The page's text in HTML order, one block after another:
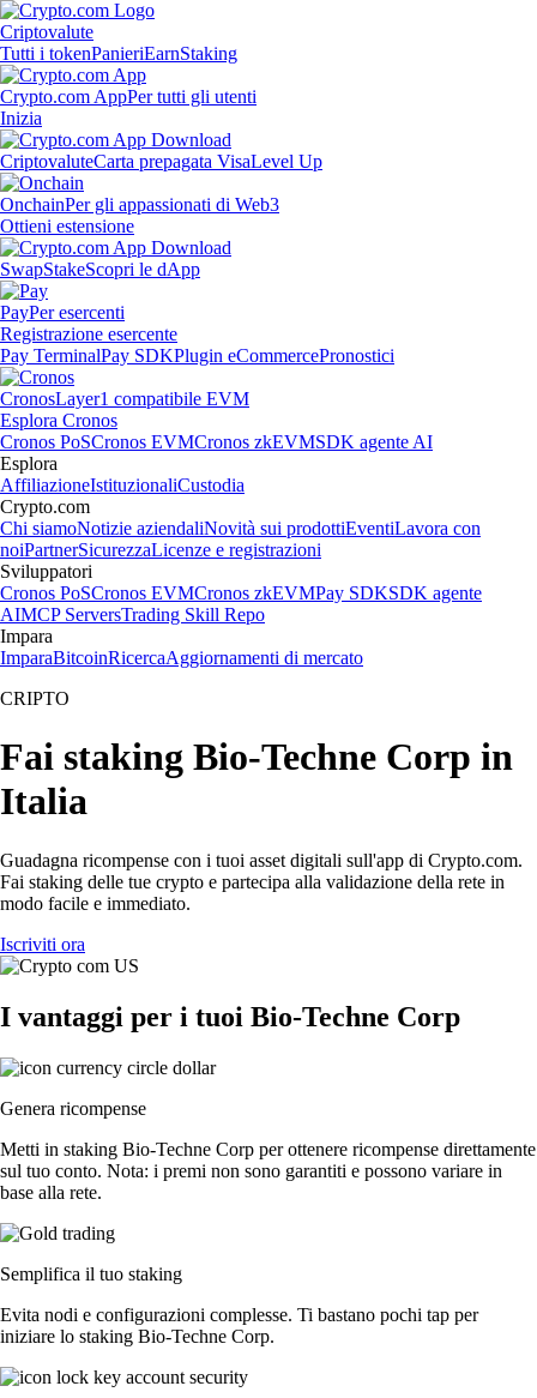
Criptovalute
Tutti i tokenPanieriEarnStaking
Crypto.com AppPer tutti gli utenti
Inizia
CriptovaluteCarta prepagata VisaLevel Up
OnchainPer gli appassionati di Web3
Ottieni estensione
SwapStakeScopri le dApp
PayPer esercenti
Registrazione esercente
Pay TerminalPay SDKPlugin eCommercePronostici
CronosLayer1 compatibile EVM
Esplora Cronos
Cronos PoSCronos EVMCronos zkEVMSDK agente AI
Esplora
AffiliazioneIstituzionaliCustodia
Crypto.com
Chi siamoNotizie aziendaliNovità sui prodottiEventiLavora con
noiPartnerSicurezzaLicenze e registrazioni
Sviluppatori
Cronos PoSCronos EVMCronos zkEVMPay SDKSDK agente
AIMCP ServersTrading Skill Repo
Impara
ImparaBitcoinRicercaAggiornamenti di mercato
CRIPTO
Fai staking Bio-Techne Corp in
Italia
Guadagna ricompense con i tuoi asset digitali sull'app di Crypto.com.
Fai staking delle tue crypto e partecipa alla validazione della rete in
modo facile e immediato.
Iscriviti ora
I vantaggi per i tuoi Bio-Techne Corp
Genera ricompense
Metti in staking Bio-Techne Corp per ottenere ricompense direttamente
sul tuo conto. Nota: i premi non sono garantiti e possono variare in
base alla rete.
Semplifica il tuo staking
Evita nodi e configurazioni complesse. Ti bastano pochi tap per
iniziare lo staking Bio-Techne Corp.